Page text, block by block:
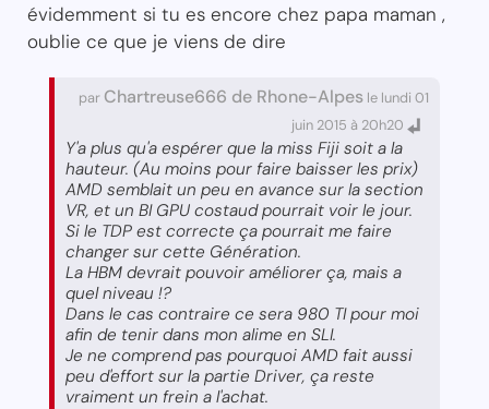
évidemment si tu es encore chez papa maman ,
oublie ce que je viens de dire
par Chartreuse666 de Rhone-Alpes le lundi 01
juin 2015 à 20h20
Y'a plus qu'a espérer que la miss Fiji soit a la
hauteur. (Au moins pour faire baisser les prix)
AMD semblait un peu en avance sur la section
VR, et un BI GPU costaud pourrait voir le jour.
Si le TDP est correcte ça pourrait me faire
changer sur cette Génération.
La HBM devrait pouvoir améliorer ça, mais a
quel niveau !?
Dans le cas contraire ce sera 980 TI pour moi
afin de tenir dans mon alime en SLI.
Je ne comprend pas pourquoi AMD fait aussi
peu d'effort sur la partie Driver, ça reste
vraiment un frein a l'achat.